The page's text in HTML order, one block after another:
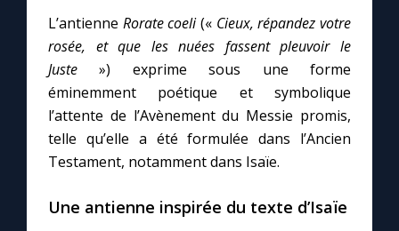
Prier au quotidien
Avec Thérèse de Lisieux
L'Évangile chaque jour
Les premiers samedis du mois
Marie qui défait les nœuds
L’antienne Rorate coeli(« Cieux, répandez votre
rosée, et que les nuées fassent pleuvoir le
Juste ») exprime sous une forme
éminemment poétique et symbolique
l’attente de l’Avènement du Messie promis,
telle qu’elle a été formulée dans l’Ancien
Testament, notamment dans Isaïe.
Une antienne inspirée du texte d’Isaïe